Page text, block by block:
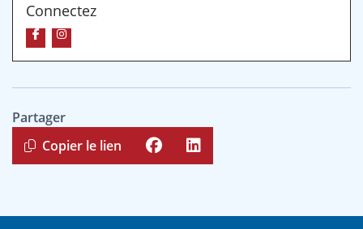
Connectez
Partager
Copier le lien